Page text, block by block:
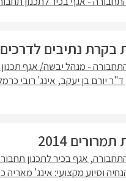
בקרת נתיבים
- מנהל יבשה/ אגף
ד"ר יורם בן יעקב, אינג' רובי
2014
אגף בכיר לתכנון
וסיוע מקצועי: אינג' מאריה